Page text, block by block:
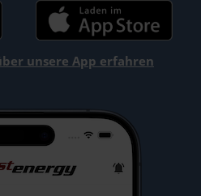
unsere App erfahren